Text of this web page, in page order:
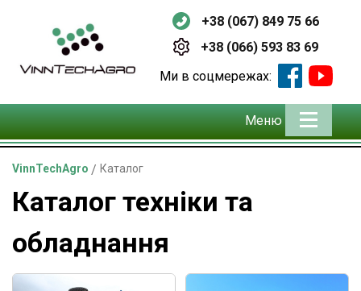
Меню
Ми в соцмережах:
+38 (067) 849 75 66
+38 (066) 593 83 69
VinnTechAgro / Каталог
Каталог техніки та
обладнання